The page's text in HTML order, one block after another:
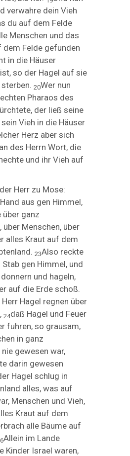
verwahre dein Vieh
du auf dem Felde
Menschen und das
dem Felde gefunden
in die Häuser
so der Hagel auf sie
sterben.20Wer nun
Pharaos des
der ließ seine
Vieh in die Häuser
Herz aber sich
des Herrn Wort, die
und ihr Vieh auf
Herr zu Mose:
aus gen Himmel,
über ganz
über Menschen, über
alles Kraut auf dem
23Also reckte
gen Himmel, und
und hageln,
auf die Erde schoß.
Hagel regnen über
24daß Hagel und Feuer
fuhren, so grausam,
in ganz
gewesen war,
darin gewesen
Hagel schlug in
alles, was auf
Menschen und Vieh,
Kraut auf dem
alle Bäume auf
Allein im Lande
Kinder Israel waren,